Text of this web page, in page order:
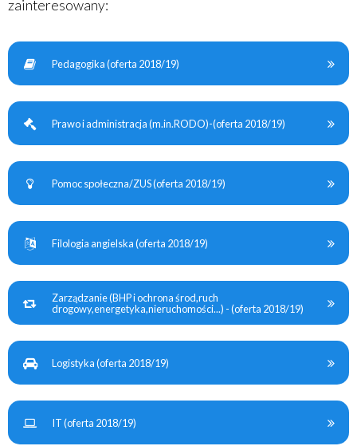
zainteresowany:
Pedagogika (oferta 2018/19)
Prawo i administracja (m.in.RODO)-(oferta 2018/19)
Pomoc społeczna/ZUS (oferta 2018/19)
Filologia angielska (oferta 2018/19)
Zarządzanie (BHP i ochrona środ,ruch
drogowy,energetyka,nieruchomości...) - (oferta 2018/19)
Logistyka (oferta 2018/19)
IT (oferta 2018/19)